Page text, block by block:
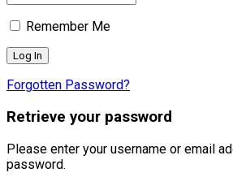
Remember Me
Forgotten Password?
Retrieve your password
Please enter your username or email
password.